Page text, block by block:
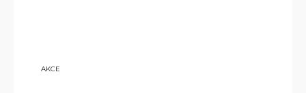
AKCE